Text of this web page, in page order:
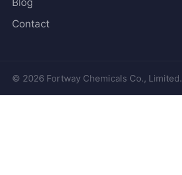
Blog
Contact
© 2026 Fortway Chemicals Co., Limited.